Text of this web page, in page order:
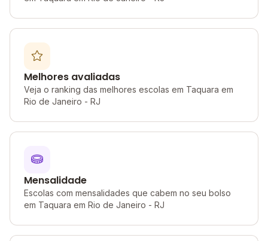
Melhores avaliadas
Veja o ranking das melhores escolas em Taquara em
Rio de Janeiro - RJ
Mensalidade
Escolas com mensalidades que cabem no seu bolso
em Taquara em Rio de Janeiro - RJ